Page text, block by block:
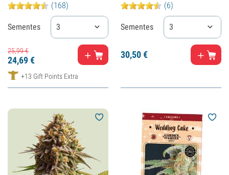
(168)
Sementes 3
25,99€
24,69€
+13 Gift Points Extra
(6)
Sementes 3
30,50€